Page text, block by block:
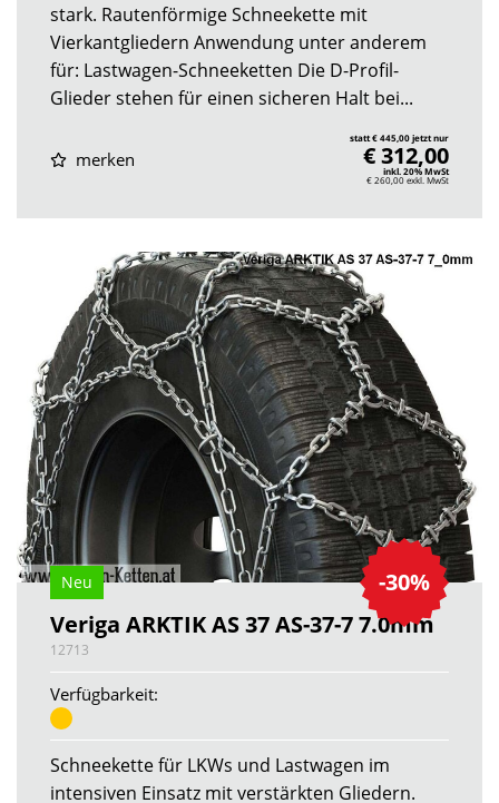
stark. Rautenförmige Schneekette mit
Vierkantgliedern Anwendung unter anderem
für: Lastwagen-Schneeketten Die D-Profil-
Glieder stehen für einen sicheren Halt bei...
merken
statt € 445,00 jetzt nur
€ 312,00
inkl. 20% MwSt
€ 260,00exkl. MwSt
-30%
Neu
Veriga ARKTIK AS 37 AS-37-7 7.0mm
12713
Verfügbarkeit:
Schneekette für LKWs und Lastwagen im
intensiven Einsatz mit verstärkten Gliedern.